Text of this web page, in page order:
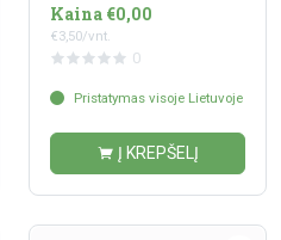
Kaina €0,00
€3,50/vnt.
0
Pristatymas visoje Lietuvoje
Į KREPŠELĮ